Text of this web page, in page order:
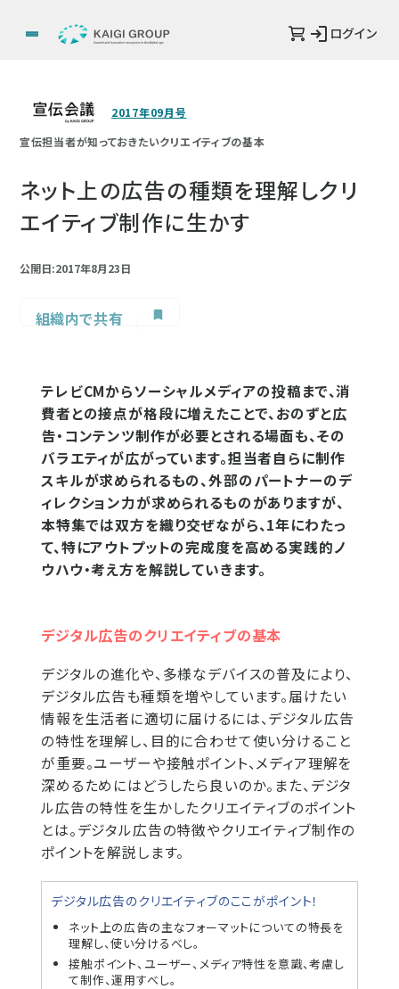
ログイン
2017年09月号
宣伝担当者が知っておきたいクリエイティブの基本
ネット上の広告の種類を理解しクリ
エイティブ制作に生かす
公開日:2017年8月23日
組織内で共有
テレビCMからソーシャルメディアの投稿まで、消
費者との接点が格段に増えたことで、おのずと広
告・コンテンツ制作が必要とされる場面も、その
バラエティが広がっています。担当者自らに制作
スキルが求められるもの、外部のパートナーのデ
ィレクション力が求められるものがありますが、
本特集では双方を織り交ぜながら、1年にわたっ
て、特にアウトプットの完成度を高める実践的ノ
ウハウ・考え方を解説していきます。
デジタル広告のクリエイティブの基本
デジタルの進化や、多様なデバイスの普及により、
デジタル広告も種類を増やしています。届けたい
情報を生活者に適切に届けるには、デジタル広告
の特性を理解し、目的に合わせて使い分けること
が重要。ユーザーや接触ポイント、メディア理解を
深めるためにはどうしたら良いのか。また、デジタ
ル広告の特性を生かしたクリエイティブのポイント
とは。デジタル広告の特徴やクリエイティブ制作の
ポイントを解説します。
デジタル広告のクリエイティブのここがポイント！
ネット上の広告の主なフォーマットについての特長を
理解し、使い分けるべし。
接触ポイント、ユーザー、メディア特性を意識、考慮し
て制作、運用すべし。